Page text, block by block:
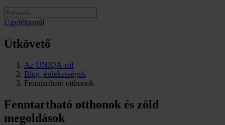
Ügyfélportál
Útkövető
Az UNIQA-ról
Blog, érdekességek
Fenntartható otthonok
Fenntartható otthonok és zöld
megoldások